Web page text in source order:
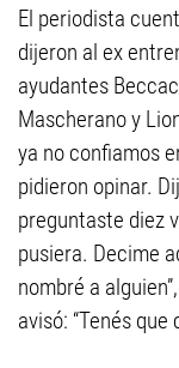
El periodista
dijeron al ex
ayudantes
Mascherano y
ya no confiamos
pidieron opinar.
preguntaste diez
pusiera. Decime
nombré a
avisó: “Tenés que